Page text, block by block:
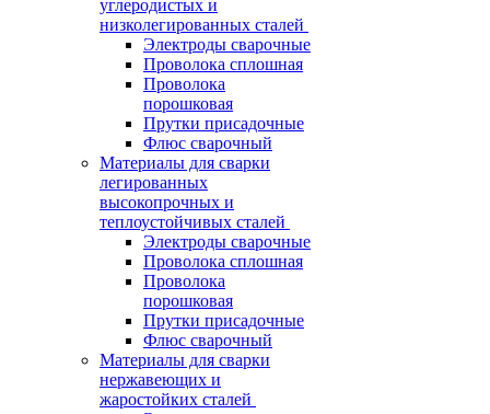
углеродистых и
низколегированных сталей
Электроды сварочные
Проволока сплошная
Проволока
порошковая
Прутки присадочные
Флюс сварочный
Материалы для сварки
легированных
высокопрочных и
теплоустойчивых сталей
Электроды сварочные
Проволока сплошная
Проволока
порошковая
Прутки присадочные
Флюс сварочный
Материалы для сварки
нержавеющих и
жаростойких сталей